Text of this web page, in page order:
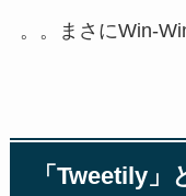
。。まさにWin-
「Tweetily